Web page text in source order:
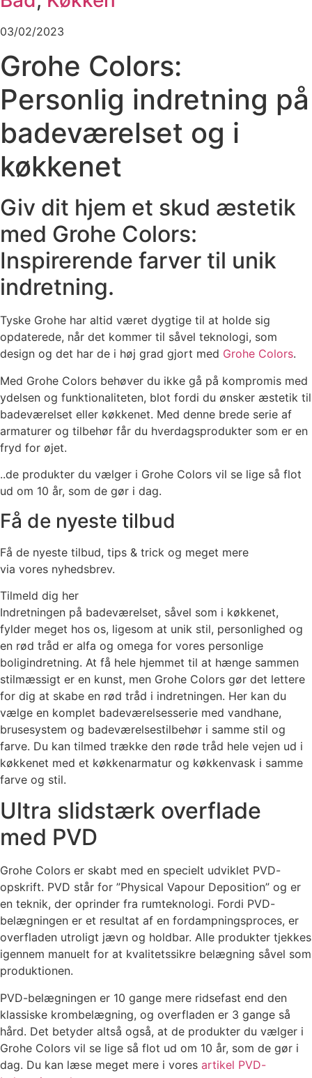
03/02/2023
Grohe Colors:
Personlig indretning på
badeværelset og i
køkkenet
Giv dit hjem et skud æstetik
med Grohe Colors:
Inspirerende farver til unik
indretning.
Tyske Grohe har altid været dygtige til at holde sig
opdaterede, når det kommer til såvel teknologi, som
design og det har de i høj grad gjort med Grohe Colors.
Med Grohe Colors behøver du ikke gå på kompromis med
ydelsen og funktionaliteten, blot fordi du ønsker æstetik til
badeværelset eller køkkenet. Med denne brede serie af
armaturer og tilbehør får du hverdagsprodukter som er en
fryd for øjet.
..de produkter du vælger i Grohe Colors vil se lige så flot
ud om 10 år, som de gør i dag.
Få de nyeste tilbud
Få de nyeste tilbud, tips & trick og meget mere
via vores nyhedsbrev.
Tilmeld dig her
Indretningen på badeværelset, såvel som i køkkenet,
fylder meget hos os, ligesom at unik stil, personlighed og
en rød tråd er alfa og omega for vores personlige
boligindretning. At få hele hjemmet til at hænge sammen
stilmæssigt er en kunst, men Grohe Colors gør det lettere
for dig at skabe en rød tråd i indretningen. Her kan du
vælge en komplet badeværelsesserie med vandhane,
brusesystem og badeværelsestilbehør i samme stil og
farve. Du kan tilmed trække den røde tråd hele vejen ud i
køkkenet med et køkkenarmatur og køkkenvask i samme
farve og stil.
Ultra slidstærk overflade
med PVD
Grohe Colors er skabt med en specielt udviklet PVD-
opskrift. PVD står for ”Physical Vapour Deposition” og er
en teknik, der oprinder fra rumteknologi. Fordi PVD-
belægningen er et resultat af en fordampningsproces, er
overfladen utroligt jævn og holdbar. Alle produkter tjekkes
igennem manuelt for at kvalitetssikre belægning såvel som
produktionen.
PVD-belægningen er 10 gange mere ridsefast end den
klassiske krombelægning, og overfladen er 3 gange så
hård. Det betyder altså også, at de produkter du vælger i
Grohe Colors vil se lige så flot ud om 10 år, som de gør i
dag. Du kan læse meget mere i vores artikel PVD-